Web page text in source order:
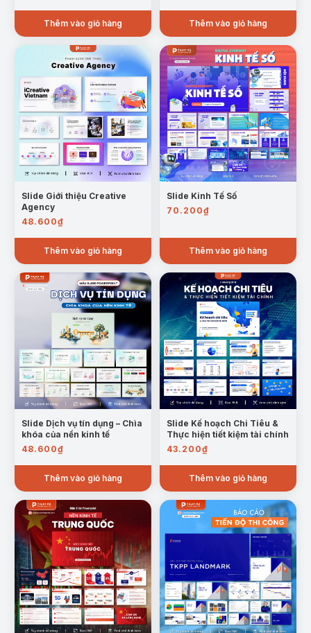
Mẫu trang sự phục hưng điện hạt nhân toàn câu
Cấu trúc chi phí phát điện hạt nhân gồm đầu tư,
vận hành, nhiên liệu và xử lý chất thải
Năng lượng nhiệt hạch (fusion) và tiềm năng trở
thành nguồn năng lượng tương lai
năng lượng hợp hạch fusion
Lộ trình thực hiện chiến lược điện hạt nhân qua
từng giai đoạn phát triển
Mẫu trang lộ trình thực thi và các mốc chiến lược
Trường hợp sử dụng:
Thuyết trình học tập: Phục vụ sinh viên ngành
năng lượng, kỹ thuật, môi trường
Thêm vào giỏ hàng Thêm vào giỏ hàng
Slide Giới thiệu Creative
Agency
48.600₫
Thêm vào giỏ hàng
Slide Kinh Tế Số
70.200₫
Thêm vào giỏ hàng
Slide Dịch vụ tín dụng – Chìa
khóa của nền kinh tế
48.600₫
Thêm vào giỏ hàng
Slide Kế hoạch Chi Tiêu &
Thực hiện tiết kiệm tài chính
43.200₫
Thêm vào giỏ hàng